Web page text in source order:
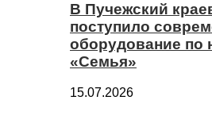
В Пучежский
поступило
оборудование по
«Семья»
15.07.2026